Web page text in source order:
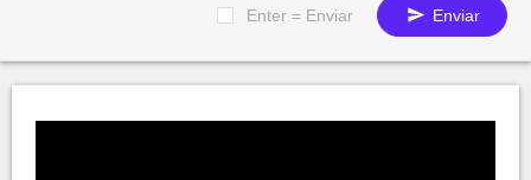
Enter = Enviar Enviar